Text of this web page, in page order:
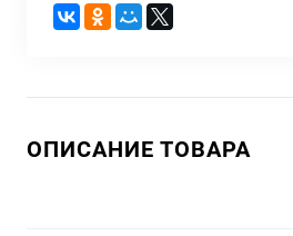
ОПИСАНИЕ ТОВАРА